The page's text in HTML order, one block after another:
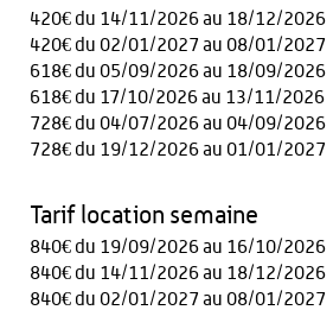
420€ du 14/11/2026 au 18/12/2026
420€ du 02/01/2027 au 08/01/2027
618€ du 05/09/2026 au 18/09/2026
618€ du 17/10/2026 au 13/11/2026
728€ du 04/07/2026 au 04/09/2026
728€ du 19/12/2026 au 01/01/2027
Tarif location semaine
840€ du 19/09/2026 au 16/10/2026
840€ du 14/11/2026 au 18/12/2026
840€ du 02/01/2027 au 08/01/2027